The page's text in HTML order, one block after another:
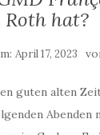
Roth hat?
April 17, 2023
guten alten
Abenden